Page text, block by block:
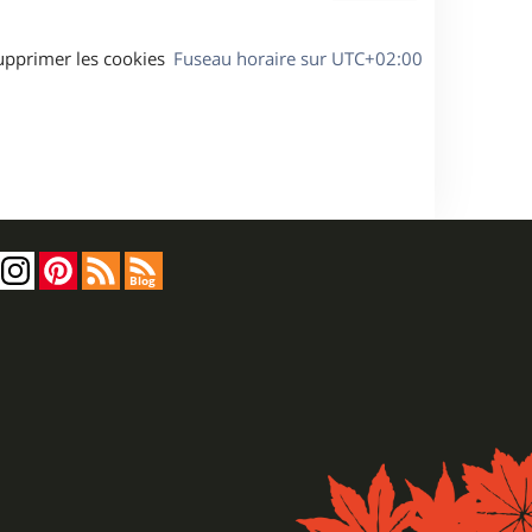
Fuseau horaire sur UTC+02:00
les cookies